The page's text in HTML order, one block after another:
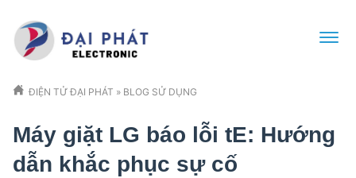
ĐIỆN TỬ ĐẠI PHÁT » BLOG SỬ DỤNG
Máy giặt LG báo lỗi tE: Hướng
dẫn khắc phục sự cố